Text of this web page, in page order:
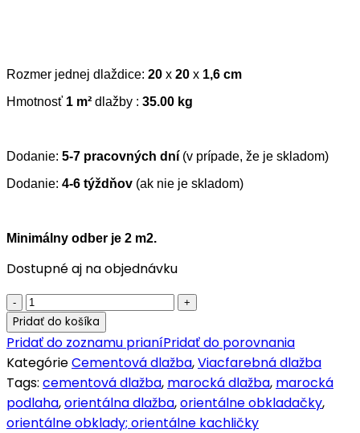
Rozmer jednej dlaždice: 20 x 20 x 1,6 cm
Hmotnosť 1 m² dlažby : 35.00 kg
Dodanie: 5-7 pracovných dní (v prípade, že je skladom)
Dodanie: 4-6 týždňov (ak nie je skladom)
Minimálny odber je 2 m2.
Dostupné aj na objednávku
Cementová
vzorová
dlažba
m3320
quantity
Pridať do košíka
Pridať do zoznamu prianíPridať do porovnania
KategórieCementová dlažba,Viacfarebná dlažba
Tags: cementová dlažba, marocká dlažba, marocká
podlaha,orientálna dlažba,orientálne obkladačky,
orientálne obklady; orientálne kachličky